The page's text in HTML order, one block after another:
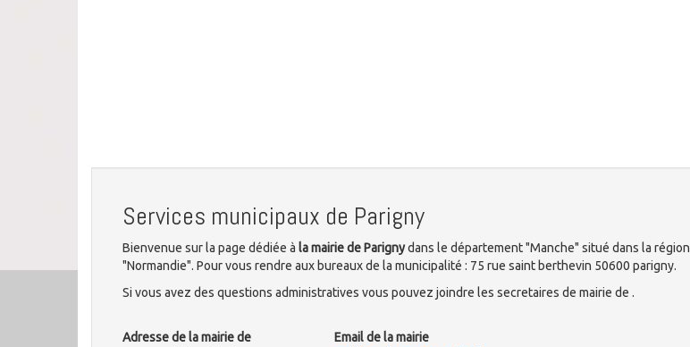
Services municipaux de Parigny
Bienvenue sur la page dédiée à la mairie de Parignydans le département "Manche" situé dans la région
"Normandie". Pour vous rendre aux bureaux de la municipalité : 75 rue saint berthevin 50600 parigny.
Si vous avez des questions administratives vous pouvez joindre les secretaires de mairie de .
Adresse de la mairie de
Email de la mairie